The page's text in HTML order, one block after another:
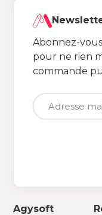
Agysoft
Abonnez-
pour ne rien
commande